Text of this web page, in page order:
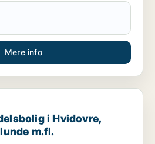
Mere info
i Hvidovre, Greve eller Karlslunde
i Hvidovre,
m.fl.